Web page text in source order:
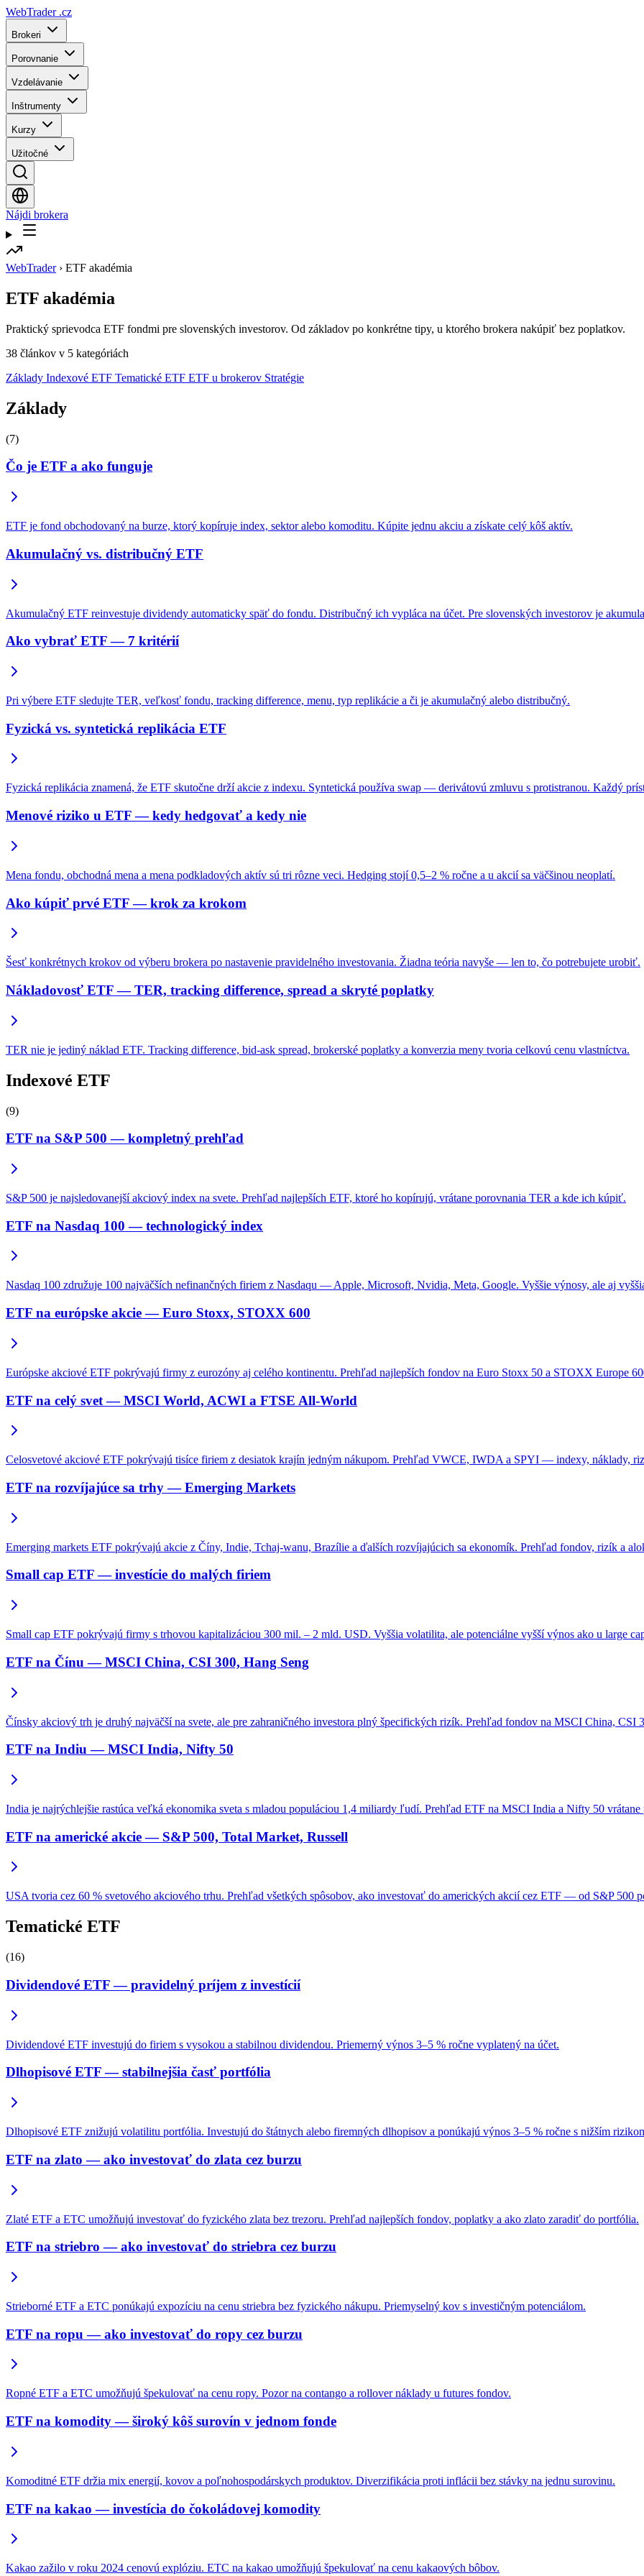
WebTrader .cz
Brokeri
Porovnanie
Vzdelávanie
Inštrumenty
Kurzy
Užitočné
Nájdi brokera
WebTrader › ETF akadémia
ETF akadémia
Praktický sprievodca ETF fondmi pre slovenských investorov. Od základov po konkrétne tipy, u ktorého brokera nakúpiť bez poplatkov.
38 článkov v 5 kategóriách
Základy Indexové ETF Tematické ETF ETF u brokerov Stratégie
Základy
(7)
Čo je ETF a ako funguje
ETF je fond obchodovaný na burze, ktorý kopíruje index, sektor alebo komoditu. Kúpite jednu akciu a získate celý kôš aktív.
Akumulačný vs. distribučný ETF
Akumulačný ETF reinvestuje dividendy automaticky späť do fondu. Distribučný ich vypláca na účet. Pre slovenských investorov je
Ako vybrať ETF — 7 kritérií
Pri výbere ETF sledujte TER, veľkosť fondu, tracking difference, menu, typ replikácie a či je akumulačný alebo distribučný.
Fyzická vs. syntetická replikácia ETF
Fyzická replikácia znamená, že ETF skutočne drží akcie z indexu. Syntetická používa swap — derivátovú zmluvu s protistranou. Každý
Menové riziko u ETF — kedy hedgovať a kedy nie
Mena fondu, obchodná mena a mena podkladových aktív sú tri rôzne veci. Hedging stojí 0,5–2 % ročne a u akcií sa väčšinou neoplatí.
Ako kúpiť prvé ETF — krok za krokom
Šesť konkrétnych krokov od výberu brokera po nastavenie pravidelného investovania. Žiadna teória navyše — len to, čo potrebujete urobiť.
Nákladovosť ETF — TER, tracking difference, spread a skryté poplatky
TER nie je jediný náklad ETF. Tracking difference, bid-ask spread, brokerské poplatky a konverzia meny tvoria celkovú cenu vlastníctva.
Indexové ETF
(9)
ETF na S&P 500 — kompletný prehľad
S&P 500 je najsledovanejší akciový index na svete. Prehľad najlepších ETF, ktoré ho kopírujú, vrátane porovnania TER a kde ich kúpiť.
ETF na Nasdaq 100 — technologický index
Nasdaq 100 združuje 100 najväčších nefinančných firiem z Nasdaqu — Apple, Microsoft, Nvidia, Meta, Google. Vyššie výnosy, ale aj
ETF na európske akcie — Euro Stoxx, STOXX 600
Európske akciové ETF pokrývajú firmy z eurozóny aj celého kontinentu. Prehľad najlepších fondov na Euro Stoxx 50 a STOXX Europe
ETF na celý svet — MSCI World, ACWI a FTSE All-World
Celosvetové akciové ETF pokrývajú tisíce firiem z desiatok krajín jedným nákupom. Prehľad VWCE, IWDA a SPYI — indexy, náklady,
ETF na rozvíjajúce sa trhy — Emerging Markets
Emerging markets ETF pokrývajú akcie z Číny, Indie, Tchaj-wanu, Brazílie a ďalších rozvíjajúcich sa ekonomík. Prehľad fondov, rizík a
Small cap ETF — investície do malých firiem
Small cap ETF pokrývajú firmy s trhovou kapitalizáciou 300 mil. – 2 mld. USD. Vyššia volatilita, ale potenciálne vyšší výnos ako u large
ETF na Čínu — MSCI China, CSI 300, Hang Seng
Čínsky akciový trh je druhý najväčší na svete, ale pre zahraničného investora plný špecifických rizík. Prehľad fondov na MSCI China, CSI
ETF na Indiu — MSCI India, Nifty 50
India je najrýchlejšie rastúca veľká ekonomika sveta s mladou populáciou 1,4 miliardy ľudí. Prehľad ETF na MSCI India a Nifty 50 vrátane
ETF na americké akcie — S&P 500, Total Market, Russell
USA tvoria cez 60 % svetového akciového trhu. Prehľad všetkých spôsobov, ako investovať do amerických akcií cez ETF — od S&P 500
Tematické ETF
(16)
Dividendové ETF — pravidelný príjem z investícií
Dividendové ETF investujú do firiem s vysokou a stabilnou dividendou. Priemerný výnos 3–5 % ročne vyplatený na účet.
Dlhopisové ETF — stabilnejšia časť portfólia
Dlhopisové ETF znižujú volatilitu portfólia. Investujú do štátnych alebo firemných dlhopisov a ponúkajú výnos 3–5 % ročne s nižším
ETF na zlato — ako investovať do zlata cez burzu
Zlaté ETF a ETC umožňujú investovať do fyzického zlata bez trezoru. Prehľad najlepších fondov, poplatky a ako zlato zaradiť do portfólia.
ETF na striebro — ako investovať do striebra cez burzu
Strieborné ETF a ETC ponúkajú expozíciu na cenu striebra bez fyzického nákupu. Priemyselný kov s investičným potenciálom.
ETF na ropu — ako investovať do ropy cez burzu
Ropné ETF a ETC umožňujú špekulovať na cenu ropy. Pozor na contango a rollover náklady u futures fondov.
ETF na komodity — široký kôš surovín v jednom fonde
Komoditné ETF držia mix energií, kovov a poľnohospodárskych produktov. Diverzifikácia proti inflácii bez stávky na jednu surovinu.
ETF na kakao — investícia do čokoládovej komodity
Kakao zažilo v roku 2024 cenovú explóziu. ETC na kakao umožňujú špekulovať na cenu kakaových bôbov.